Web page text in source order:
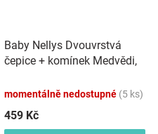
Baby Nellys Dvouvrstvá
čepice + komínek Medvědi,
92/98
momentálně nedostupné (5 ks)
459 Kč